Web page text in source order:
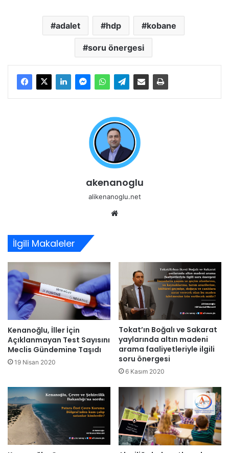
adalet hdp kobane
soru önergesi
akenanoglu
alikenanoglu.net
İlgili Makaleler
Kenanoğlu, İller İçin
Açıklanmayan Test Sayısını
Meclis Gündemine Taşıdı
19 Nisan 2020
Tokat’ın Boğalı ve Sakarat
yaylarında altın madeni
arama faaliyetleriyle ilgili
soru önergesi
6 Kasım 2020